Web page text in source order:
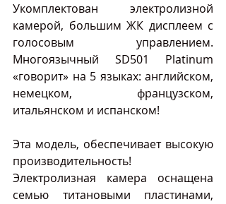
Укомплектован электролизной
камерой, большим ЖК дисплеем с
голосовым управлением.
Многоязычный SD501 Platinum
«говорит» на 5 языках: английском,
немецком, французском,
итальянском и испанском!
Эта модель, обеспечивает высокую
производительность!
Электролизная камера оснащена
семью титановыми пластинами,